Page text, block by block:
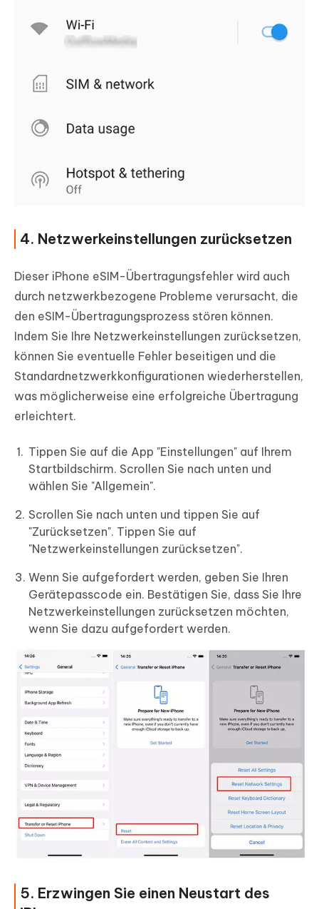
4. Netzwerkeinstellungen zurücksetzen
Dieser iPhone eSIM-Übertragungsfehler wird auch
durch netzwerkbezogene Probleme verursacht, die
den eSIM-Übertragungsprozess stören können.
Indem Sie Ihre Netzwerkeinstellungen zurücksetzen,
können Sie eventuelle Fehler beseitigen und die
Standardnetzwerkkonfigurationen wiederherstellen,
was möglicherweise eine erfolgreiche Übertragung
erleichtert.
Tippen Sie auf die App "Einstellungen" auf Ihrem
Startbildschirm. Scrollen Sie nach unten und
wählen Sie "Allgemein".
Scrollen Sie nach unten und tippen Sie auf
"Zurücksetzen". Tippen Sie auf
"Netzwerkeinstellungen zurücksetzen".
Wenn Sie aufgefordert werden, geben Sie Ihren
Gerätepasscode ein. Bestätigen Sie, dass Sie Ihre
Netzwerkeinstellungen zurücksetzen möchten,
wenn Sie dazu aufgefordert werden.
5. Erzwingen Sie einen Neustart des